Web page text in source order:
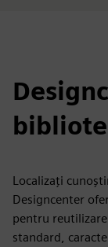
Localizați
Designcenter
pentru
standard,